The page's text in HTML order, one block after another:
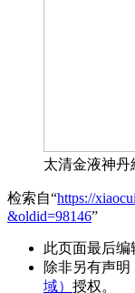
太清金液神丹
检索自“https://
&oldid=98146”
此页面最后编
除非另有声明
域） 授权。